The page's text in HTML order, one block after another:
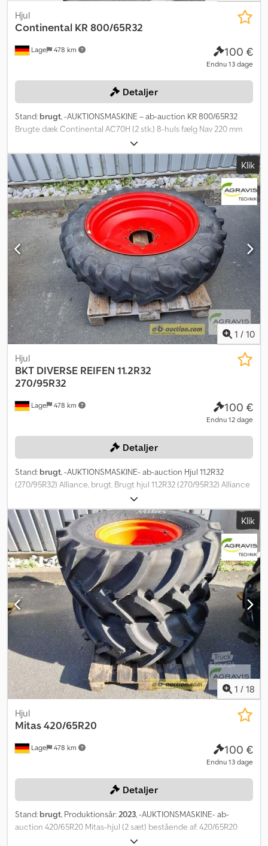
Lage 478 km
Hjul
Continental KR 800/65R32
100 €
Endnu 13 dage
Detaljer
Stand: brugt, -AUKTIONSMASKINE – ab-auction KR 800/65R32
Brugte dæk Continental AC70H (2 stk.) 8-huls fælg Nav 220 mm
Boltcirkel 275 mm Boltdiameter 25 mm Indpresning 470 mm Du
kan byde online på denne maskine. Startprisen er 100,00 EUR
ekskl. moms. Registrer dig gratis og byd med. Klik her for at gå til
auktionen: ----- ----- Spændende onlineauktion! Start med at
byde NU! Crjdpfx Aou A En Rek Eof ab-auction
Klik
1 / 10
Lage 478 km
Hjul
BKT DIVERSE REIFEN 11.2R32
270/95R32
100 €
Endnu 12 dage
Detaljer
Stand: brugt, -AUKTIONSMASKINE- ab-auction Hjul 11.2R32
(270/95R32) Alliance, brugt. Brugt hjul 11.2R32 (270/95R32) Alliance
8-hulsfælg Navdiameter 200 mm Hulafstand 275 mm
Indpresningsdybde 205 mm Dækmønster ca. 20 mm Du kan byde
på denne maskine online. Startprisen er 100,00 EUR ekskl. moms.
Registrer dig gratis og deltag i budgivningen. Crjdpfsy Iqvrjx Ak
Eef Klik her for at gå til auktionen: ----- ----- Spændende
onlineauktion! Start med at byde NU! ab-auction
Klik
1 / 18
Lage 478 km
Hjul
Mitas420/65R20
100 €
Endnu 13 dage
Detaljer
Stand: brugt, Produktionsår:2023, -AUKTIONSMASKINE- ab-
auction 420/65R20 Mitas-hjul (2 sæt) bestående af: 420/65R20
Mitas AC65 / fast fælg Nav 210 mm Boltcirkel 260 mm Boltdiameter